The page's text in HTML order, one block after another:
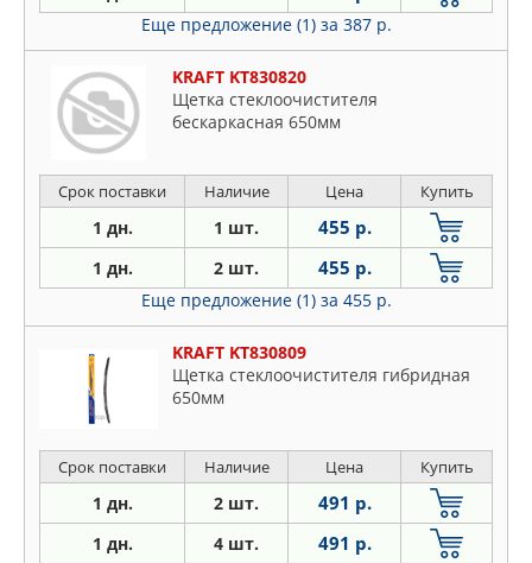
Еще предложение (1) за 387 р.
KRAFT KT830820
Щетка стеклоочистителя
бескаркасная 650мм
Срок поставки Наличие Цена Купить
1 дн. 1 шт. 455 р.
1 дн. 2 шт. 455 р.
Еще предложение (1) за 455 р.
KRAFT KT830809
Щетка стеклоочистителя гибридная
650мм
Срок поставки Наличие Цена Купить
1 дн. 2 шт. 491 р.
1 дн. 4 шт. 491 р.